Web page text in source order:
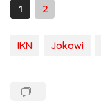
1
2
IKN Jokowi